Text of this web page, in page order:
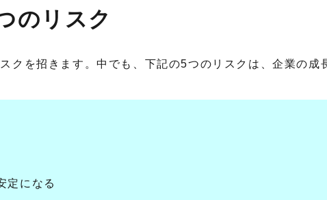
のリスク
クを招きます。中でも、下記の5つのリスクは、企業の
定になる